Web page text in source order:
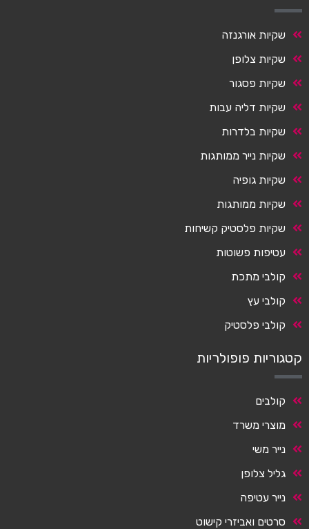
שקיות אורגנזה
שקיות צלופן
שקיות פסגור
שקיות דליה עבות
שקיות בלדרות
שקיות נייר ממותגות
שקיות גופיה
שקיות ממותגות
שקיות פלסטיק קשיחות
עטיפות פשוטות
קולבי מתכת
קולבי עץ
קולבי פלסטיק
קטגוריות פופולריות
קולבים
מוצרי משרד
נייר משי
גליל צלופן
נייר עטיפה
סרטים ואביזרי קישוט